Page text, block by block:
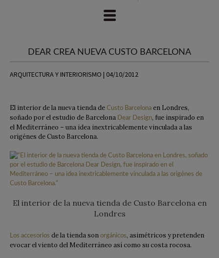
DEAR CREA NUEVA CUSTO BARCELONA
ARQUITECTURA Y INTERIORISMO | 04/10/2012
El interior de la nueva tienda de Custo Barcelona en Londres,
soñado por el estudio de Barcelona Dear Design, fue inspirado en
el Mediterráneo – una idea inextricablemente vinculada a las
origénes de Custo Barcelona.
El interior de la nueva tienda de Custo Barcelona en
Londres
Los accesorios de la tienda son orgánicos, asimétricos y pretenden
evocar el viento del Mediterráneo así como su costa rocosa.